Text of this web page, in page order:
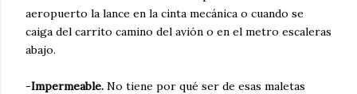
aeropuerto la lance en la cinta mecánica o cuando se
caiga del carrito camino del avión o en el metro escaleras
abajo.
-Impermeable. No tiene por qué ser de esas maletas